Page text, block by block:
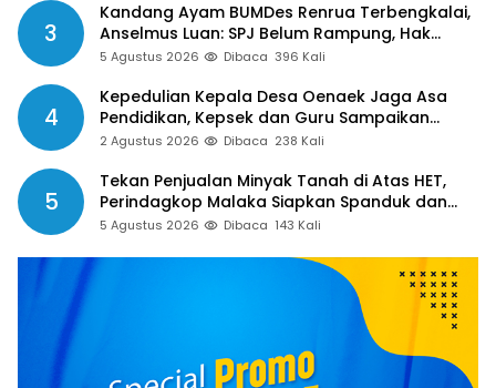
3
Kandang Ayam BUMDes Renrua Terbengkalai,
Anselmus Luan: SPJ Belum Rampung, Hak
Aparat Desa Sejak Januari Belum Dibayar
5 Agustus 2026 Dibaca 396 Kali
4
Kepedulian Kepala Desa Oenaek Jaga Asa
Pendidikan, Kepsek dan Guru Sampaikan
Apresiasi
2 Agustus 2026 Dibaca 238 Kali
5
Tekan Penjualan Minyak Tanah di Atas HET,
Perindagkop Malaka Siapkan Spanduk dan
Nomor Pengaduan
5 Agustus 2026 Dibaca 143 Kali